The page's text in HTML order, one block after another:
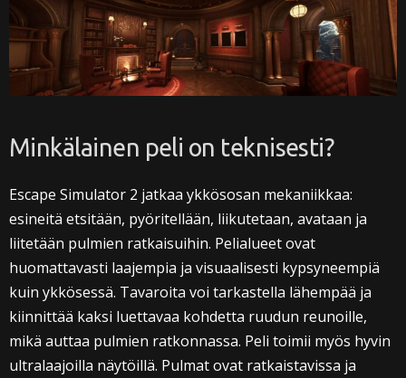
Minkälainen peli on teknisesti?
Escape Simulator 2 jatkaa ykkösosan mekaniikkaa:
esineitä etsitään, pyöritellään, liikutetaan, avataan ja
liitetään pulmien ratkaisuihin. Pelialueet ovat
huomattavasti laajempia ja visuaalisesti kypsyneempiä
kuin ykkösessä. Tavaroita voi tarkastella lähempää ja
kiinnittää kaksi luettavaa kohdetta ruudun reunoille,
mikä auttaa pulmien ratkonnassa. Peli toimii myös hyvin
ultralaajoilla näytöillä. Pulmat ovat ratkaistavissa ja